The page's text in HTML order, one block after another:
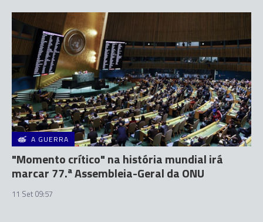
A GUERRA
"Momento crítico" na história mundial irá
marcar 77.ª Assembleia-Geral da ONU
11 Set 09:57